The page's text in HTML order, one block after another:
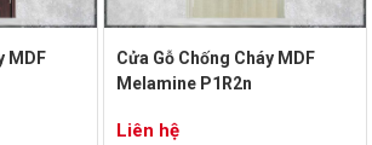
MDF
Cửa Gỗ Chống Cháy MDF
Melamine P1R2n
Liên hệ